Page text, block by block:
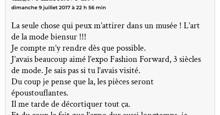
dimanche 9 juillet 2017 à 22 h 56 min
La seule chose qui peux m’attirer dans un musée ! L’art
de la mode biensur !!!
Je compte m’y rendre dès que possible.
J’avais beaucoup aimé l’expo Fashion Forward, 3 siècles
de mode. Je sais pas si tu l’avais visité.
Du coup je pense que la, les pièces seront
époustouflantes.
Il me tarde de décortiquer tout ça.